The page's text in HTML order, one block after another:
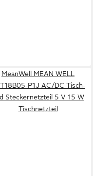
MeanWell MEAN WELL
P1J AC/DC Tisch-
Steckernetzteil 5 V 15 W
Tischnetzteil